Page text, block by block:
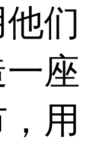
们
座
用